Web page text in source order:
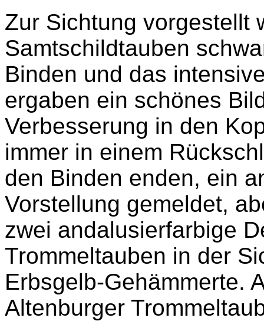
Zur Sichtung vorgestellt
Samtschildtauben
Binden und das
ergaben ein schönes
Verbesserung in den
immer in einem
den Binden enden, ein
Vorstellung gemeldet,
zwei andalusierfarbige
Trommeltauben in der
Erbsgelb-Gehämmerte.
Altenburger